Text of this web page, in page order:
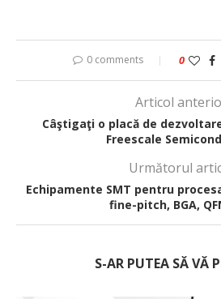
0 comments 0
Articol
Câştigaţi o placă de dezvoltare
Freescale
Următorul
Echipamente SMT pentru
fine-pitch, BGA,
S-AR PUTEA SĂ VĂ